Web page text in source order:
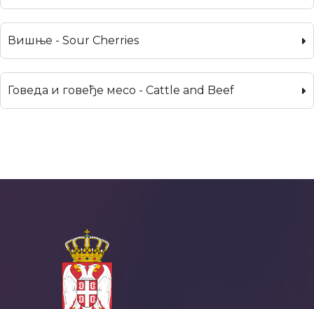
Вишње - Sour Cherries
Говеда и говеђе месо - Cattle and Beef